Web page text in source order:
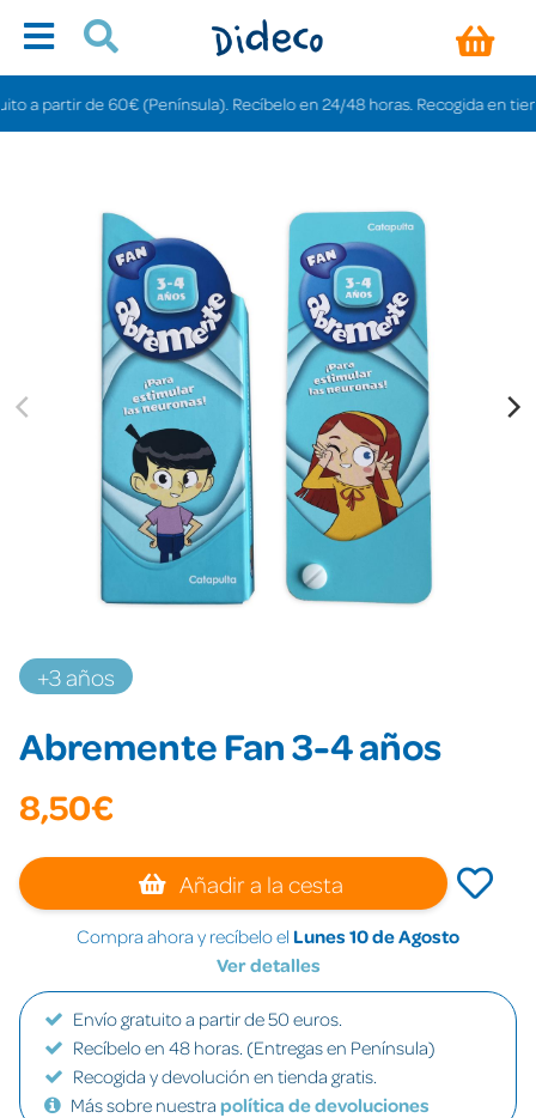
de 60€ (Península). Recíbelo en 24/48 horas. Recogida en tiendas
+3 años
Abremente Fan 3-4 años
8,50€
Añadir a la cesta
Compra ahora y recíbelo el Lunes 10 de Agosto
Ver detalles
Envío gratuito a partir de 50 euros.
Recíbelo en 48 horas. (Entregas en Península)
Recogida y devolución en tienda gratis.
Más sobre nuestra política de devoluciones